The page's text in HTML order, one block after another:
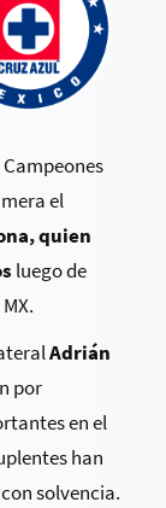
el
quien
luego de
Adrián
por
en el
han
solvencia.